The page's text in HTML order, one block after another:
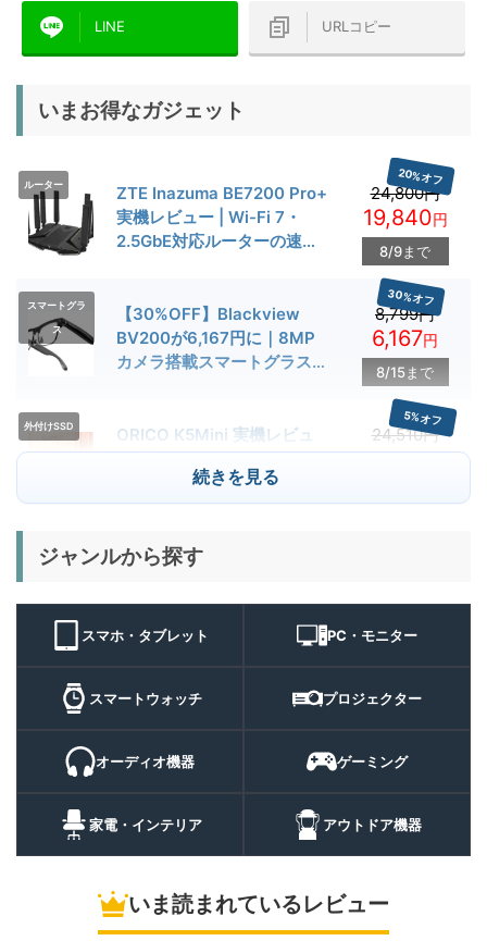
LINE URLコピー
いまお得なガジェット
ルーター
ZTE Inazuma BE7200 Pro+
実機レビュー | Wi-Fi 7・
2.5GbE対応ルーターの速度
24,800円
20%オフ
19,840円
8/9まで
スマートグラ
ス
【30%OFF】Blackview
BV200が6,167円に｜8MP
カメラ搭載スマートグラス用
8,799円
30%オフ
6,167円
8/15まで
外付けSSD
ORICO K5Mini 実機レビュ
ー | スマホの容量不足対策に
便利な小型外付けSSD
24,510円
5%オフ
23,284
キャンプライ
BougeRV T1 キャンプライ
3000lm・最長102時間の多
機能キャンプライトを徹底検
ッチ
機レビュー | 1万円前後で通
9,882
ュー | バッテリー対応で車中
泊にも使いやすいポータブル
35,131
10/9まで
BougeRV Arch Pro 200W
続きを見る
ジャンルから探す
スマホ・タブレット PC・モニター
スマートウォッチ プロジェクター
オーディオ機器 ゲーミング
家電・インテリア アウトドア機器
いま読まれているレビュー